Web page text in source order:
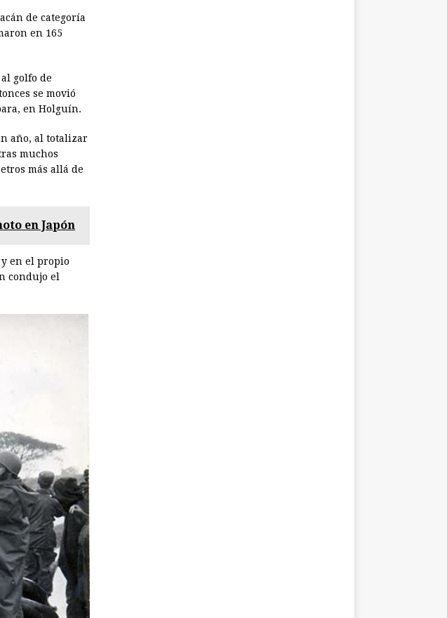
de categoría
en 165
golfo de
se movió
en Holguín.
año, al totalizar
muchos
más allá de
en Japón
en el propio
condujo el